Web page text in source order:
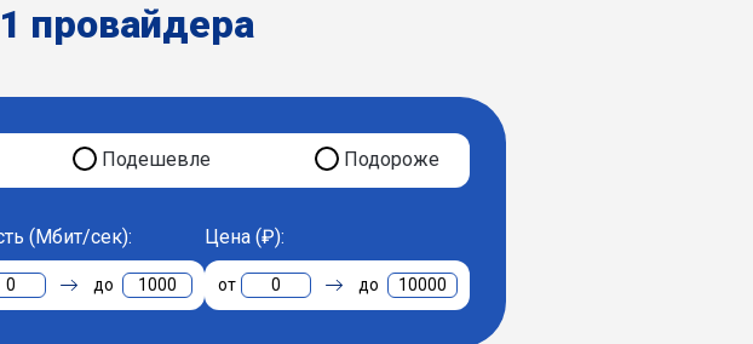
1 провайдера
Подешевле Подороже
(Мбит/сек):
0 1000
Цена (₽):
0 10000